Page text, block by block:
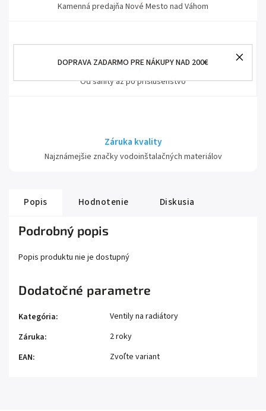
DOPRAVA ZADARMO PRE NÁKUPY NAD 200€
Kamenná predajňa Nové Mesto nad Váhom
Rozsiahla ponuka
Od sanity až po príslušenstvo
Záruka kvality
Najznámejšie značky vodoinštalačných materiálov
Popis Hodnotenie Diskusia
Podrobný popis
Popis produktu nie je dostupný
Dodatočné parametre
Kategória:
Ventily na radiátory
Záruka:
2 roky
EAN: Zvoľte variant